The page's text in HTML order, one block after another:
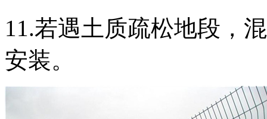
11.若遇土质疏松地段，
安装。